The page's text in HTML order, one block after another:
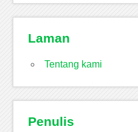
Laman
Tentang kami
Penulis